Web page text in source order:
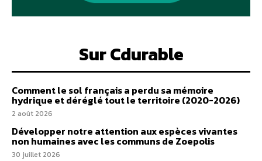
Sur Cdurable
Comment le sol français a perdu sa mémoire
hydrique et déréglé tout le territoire (2020-2026)
2 août 2026
Développer notre attention aux espèces vivantes
non humaines avec les communs de Zoepolis
30 juillet 2026